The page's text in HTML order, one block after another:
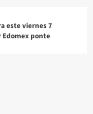
este viernes 7
Edomex ponte